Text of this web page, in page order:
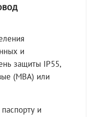
и
защиты IP55,
(МВА) или
и